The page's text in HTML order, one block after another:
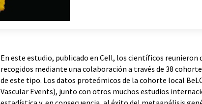
En este estudio, publicado en Cell, los científicos reunieron
recogidos mediante una colaboración a través de 38
de este tipo. Los datos proteómicos de la cohorte local
Vascular Events), junto con otros muchos estudios